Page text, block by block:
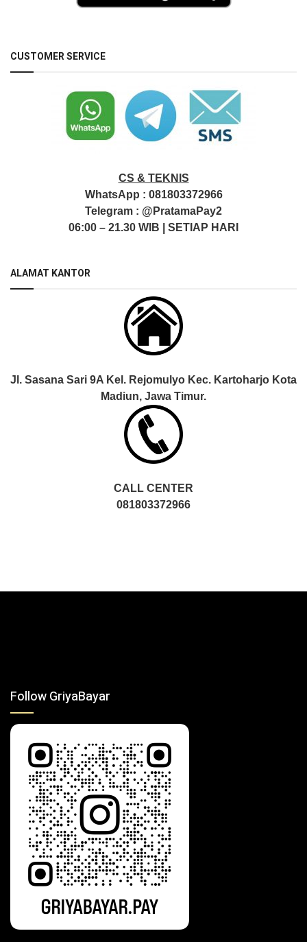
CUSTOMER SERVICE
CS & TEKNIS
WhatsApp : 081803372966
Telegram : @PratamaPay2
06:00 – 21.30 WIB | SETIAP HARI
ALAMAT KANTOR
Jl. Sasana Sari 9A Kel. Rejomulyo Kec. Kartoharjo Kota
Madiun, Jawa Timur.
CALL CENTER
081803372966
Follow GriyaBayar